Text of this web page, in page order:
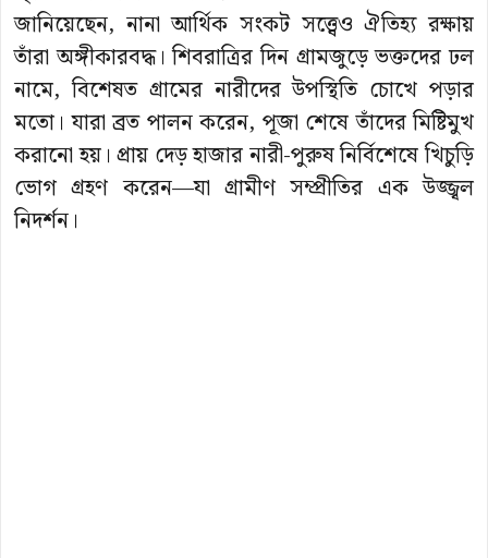
জানিয়েছেন, নানা আর্থিক সংকট সত্ত্বেও ঐতিহ্য রক্ষায়
তাঁরা অঙ্গীকারবদ্ধ। শিবরাত্রির দিন গ্রামজুড়ে ভক্তদের ঢল
নামে, বিশেষত গ্রামের নারীদের উপস্থিতি চোখে পড়ার
মতো। যারা ব্রত পালন করেন, পূজা শেষে তাঁদের মিষ্টিমুখ
করানো হয়। প্রায় দেড় হাজার নারী-পুরুষ নির্বিশেষে খিচুড়ি
ভোগ গ্রহণ করেন—যা গ্রামীণ সম্প্রীতির এক উজ্জ্বল
নিদর্শন।